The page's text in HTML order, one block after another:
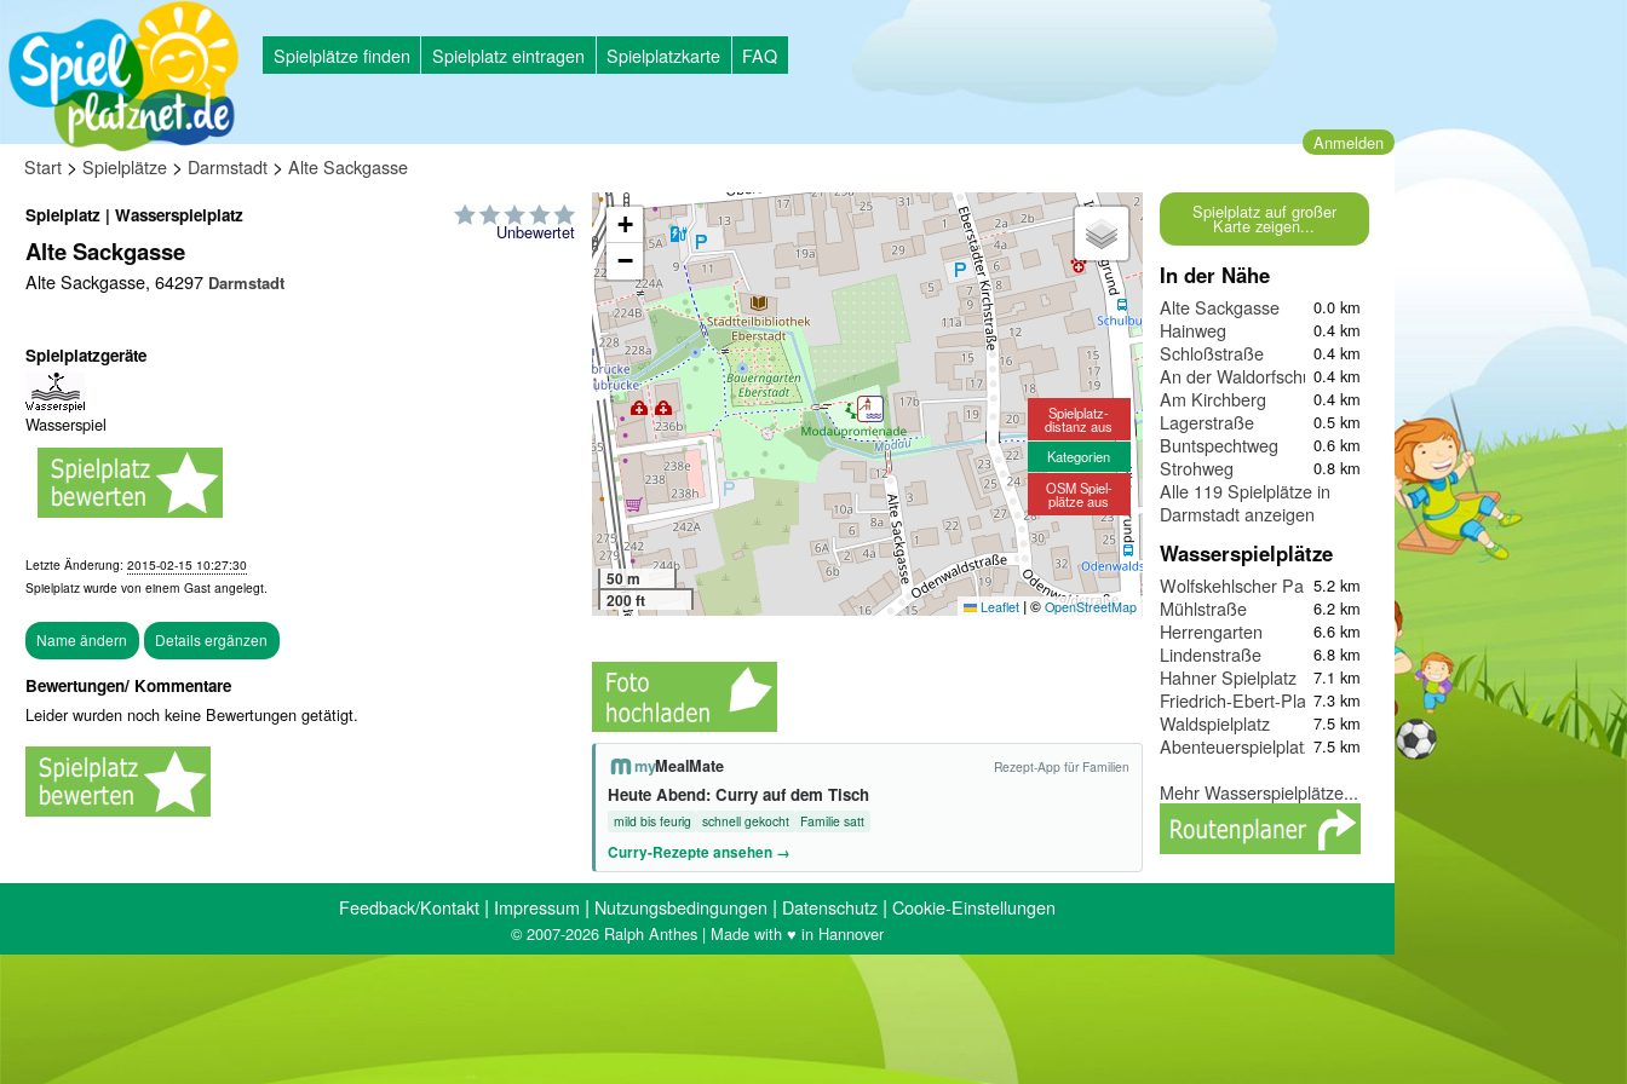
Spielplätze finden Spielplatz eintragen Spielplatzkarte FAQ
Anmelden
Start > Spielplätze > Darmstadt > Alte Sackgasse
Unbewertet
Spielplatz | Wasserspielplatz
Alte Sackgasse
Alte Sackgasse, 64297 Darmstadt
Spielplatzgeräte
Wasserspiel
Letzte Änderung: 2015-02-15 10:27:30
Spielplatz wurde von einem Gast angelegt.
Bewertungen/ Kommentare
Leider wurden noch keine Bewertungen getätigt.
+
−
50 m
200 ft
Leaflet |© OpenStreetMap
Spielplatz-
distanz aus
Kategorien
OSM Spiel-
plätze aus
myMealMate Rezept-App für Familien
Heute Abend: Curry auf dem Tisch
mild bis feurig schnell gekocht Familie satt
Curry-Rezepte ansehen →
Spielplatz auf großer
Karte zeigen...
In der Nähe
Alte Sackgasse 0.0 km
Hainweg 0.4 km
Schloßstraße 0.4 km
An der Waldorfschule0.4 km
Am Kirchberg 0.4 km
Lagerstraße 0.5 km
Buntspechtweg 0.6 km
Strohweg 0.8 km
Alle 119 Spielplätze in
Darmstadt anzeigen
Wasserspielplätze
Wolfskehlscher Park5.2 km
Mühlstraße 6.2 km
Herrengarten 6.6 km
Lindenstraße 6.8 km
Hahner Spielplatz 7.1 km
Friedrich-Ebert-Platz7.3 km
Waldspielplatz 7.5 km
Abenteuerspielplatz 7.5 km
Mehr Wasserspielplätze...
Feedback/Kontakt | Impressum | Nutzungsbedingungen | Datenschutz | Cookie-Einstellungen
© 2007-2026 Ralph Anthes | Made with ♥ in Hannover